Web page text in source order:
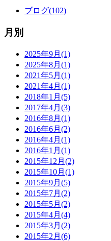
ブログ(102)
月別
2025年9月(1)
2025年8月(1)
2021年5月(1)
2021年4月(1)
2018年1月(5)
2017年4月(3)
2016年8月(1)
2016年6月(2)
2016年4月(1)
2016年1月(1)
2015年12月(2)
2015年10月(1)
2015年9月(5)
2015年7月(2)
2015年5月(2)
2015年4月(4)
2015年3月(2)
2015年2月(6)